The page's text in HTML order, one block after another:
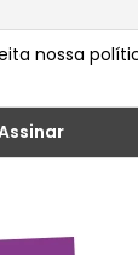
nossa